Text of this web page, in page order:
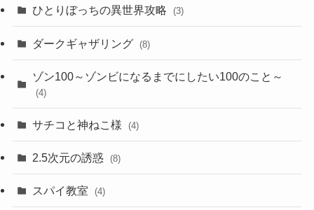
ひとりぼっちの異世界攻略 (3)
ダークギャザリング (8)
ゾン100～ゾンビになるまでにしたい100のこと～
(4)
サチコと神ねこ様 (4)
2.5次元の誘惑 (8)
スパイ教室 (4)